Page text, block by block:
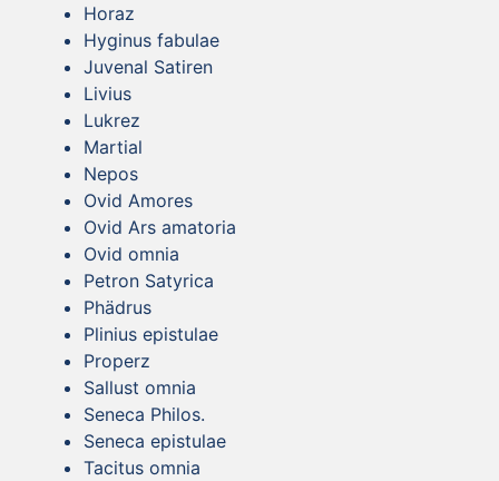
Horaz
Hyginus fabulae
Juvenal Satiren
Livius
Lukrez
Martial
Nepos
Ovid Amores
Ovid Ars amatoria
Ovid omnia
Petron Satyrica
Phädrus
Plinius epistulae
Properz
Sallust omnia
Seneca Philos.
Seneca epistulae
Tacitus omnia